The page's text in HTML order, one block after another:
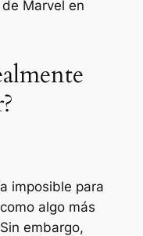
Marvel en
imposible para
algo más
embargo,